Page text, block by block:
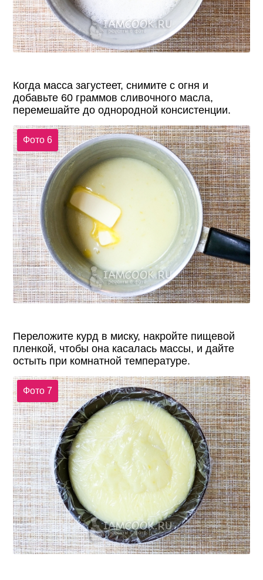
Когда масса загустеет, снимите с огня и
добавьте 60 граммов сливочного масла,
перемешайте до однородной консистенции.
Фото 6
Переложите курд в миску, накройте пищевой
пленкой, чтобы она касалась массы, и дайте
остыть при комнатной температуре.
Фото 7